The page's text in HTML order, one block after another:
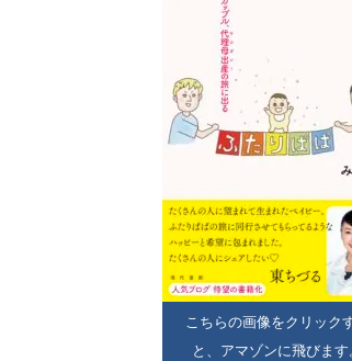
こちらの画像をクリック
と、アマゾンに飛びます。